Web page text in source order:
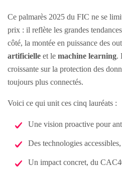
Ce palmarès 2025 du FIC ne se
prix : il reflète les grandes
côté, la montée en puissance des
artificielle et le machine learning.
croissante sur la protection des
toujours plus connectés.
Voici ce qui unit ces cinq lauréats :
Une vision proactive pour
Des technologies
Un impact concret, du